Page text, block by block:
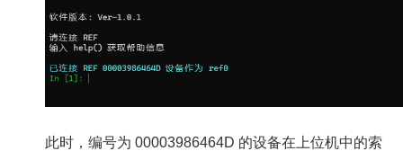
此时，编号为 00003986464D 的设备在上位机中的索